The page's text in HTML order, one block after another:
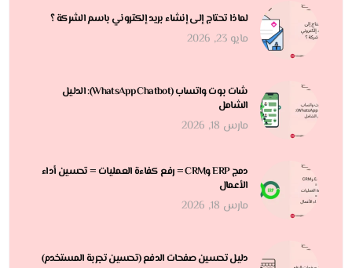
لماذا تحتاج إلى إنشاء بريد إلكتروني باسم الشركة ؟
مايو 23, 2026
شات بوت واتساب (WhatsApp Chatbot): الدليل
الشامل
مارس 18, 2026
دمج ERP وCRM = رفع كفاءة العمليات = تحسين أداء
الأعمال
مارس 18, 2026
دليل تحسين صفحات الدفع (تحسين تجربة المستخدم)